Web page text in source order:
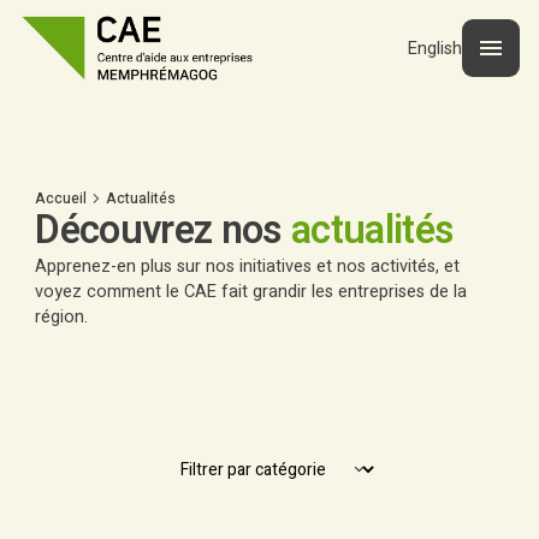
English
Accueil Actualités
Découvrez nos actualités
Apprenez-en plus sur nos initiatives et nos activités, et
voyez comment le CAE fait grandir les entreprises de la
région.